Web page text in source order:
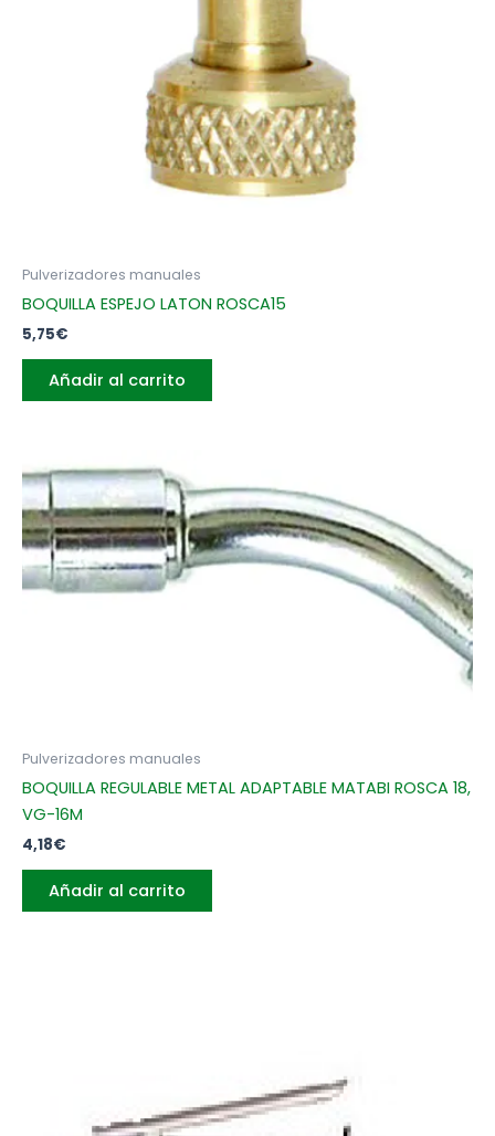
Pulverizadores manuales
BOQUILLA ESPEJO LATON ROSCA15
5,75€
Añadir al carrito
Pulverizadores manuales
BOQUILLA REGULABLE METAL ADAPTABLE MATABI ROSCA 18,
VG-16M
4,18€
Añadir al carrito